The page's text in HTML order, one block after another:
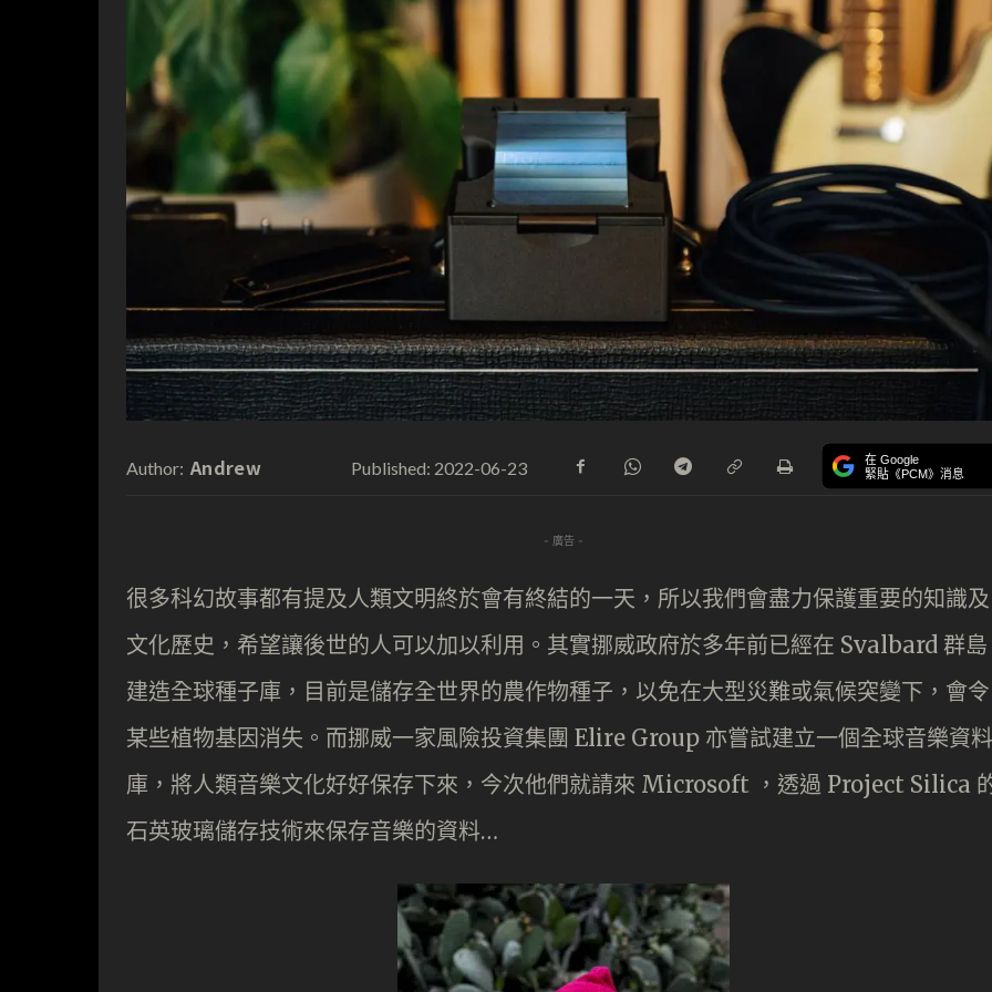
Author: Andrew Published: 2022-06-23 在 Google
緊貼《PCM》消息
- 廣告 -
很多科幻故事都有提及人類文明終於會有終結的一天，所以我們會盡力保護重要的知識及
文化歷史，希望讓後世的人可以加以利用。其實挪威政府於多年前已經在 Svalbard 群島
建造全球種子庫，目前是儲存全世界的農作物種子，以免在大型災難或氣候突變下，會令
某些植物基因消失。而挪威一家風險投資集團 Elire Group 亦嘗試建立一個全球音樂資料
庫，將人類音樂文化好好保存下來，今次他們就請來 Microsoft ，透過 Project Silica
石英玻璃儲存技術來保存音樂的資料…